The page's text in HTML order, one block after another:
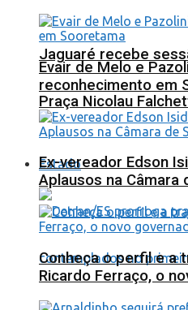
Jaguaré recebe
Praça Nicolau
Estado
Evair de Melo e
reconhecimento em
Ex-vereador Edson
Aplausos na Câmara
Conheça o perfil e a
Ricardo Ferraço, o